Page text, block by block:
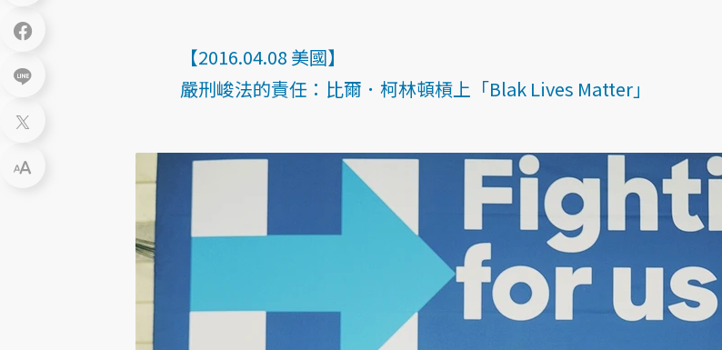
【2016.04.08 美國】
嚴刑峻法的責任：比爾．柯林頓槓上「Blak Lives Matter」